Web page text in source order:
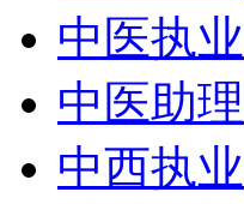
中医执业
中医助理
中西执业